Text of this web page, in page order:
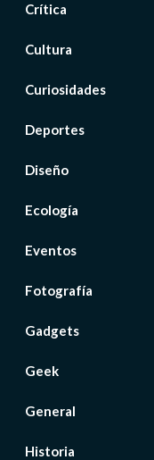
Crítica
Cultura
Curiosidades
Deportes
Diseño
Ecología
Eventos
Fotografía
Gadgets
Geek
General
Historia